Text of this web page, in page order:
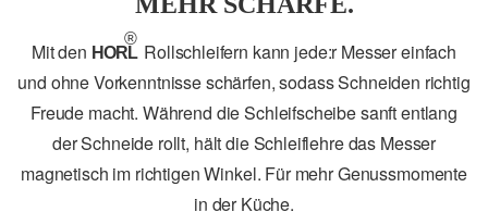
Mit den HORL
®
Rollschleifern kann jede:r Messer einfach
und ohne Vorkenntnisse schärfen, sodass Schneiden richtig
Freude macht. Während die Schleifscheibe sanft entlang
der Schneide rollt, hält die Schleiflehre das Messer
magnetisch im richtigen Winkel. Für mehr Genussmomente
in der Küche.